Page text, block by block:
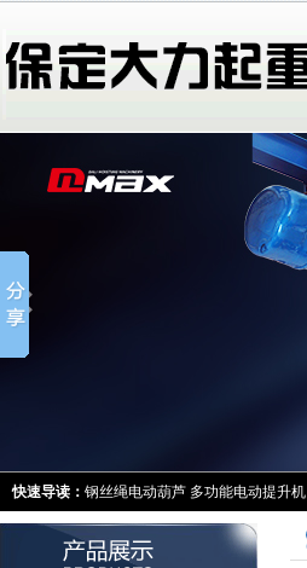
快速导读： 钢丝绳电动葫芦 多功能电动提升机